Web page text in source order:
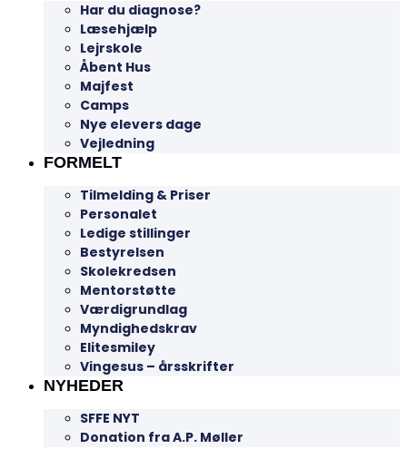
Har du diagnose?
Læsehjælp
Lejrskole
Åbent Hus
Majfest
Camps
Nye elevers dage
Vejledning
FORMELT
Tilmelding & Priser
Personalet
Ledige stillinger
Bestyrelsen
Skolekredsen
Mentorstøtte
Værdigrundlag
Myndighedskrav
Elitesmiley
Vingesus – årsskrifter
NYHEDER
SFFE NYT
Donation fra A.P. Møller